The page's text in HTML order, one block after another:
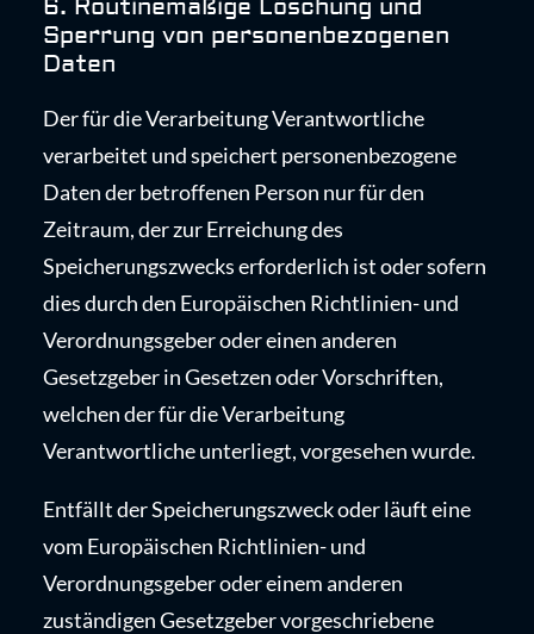
6. Routinemäßige Löschung und
Sperrung von personenbezogenen
Daten
Der für die Verarbeitung Verantwortliche
verarbeitet und speichert personenbezogene
Daten der betroffenen Person nur für den
Zeitraum, der zur Erreichung des
Speicherungszwecks erforderlich ist oder sofern
dies durch den Europäischen Richtlinien- und
Verordnungsgeber oder einen anderen
Gesetzgeber in Gesetzen oder Vorschriften,
welchen der für die Verarbeitung
Verantwortliche unterliegt, vorgesehen wurde.
Entfällt der Speicherungszweck oder läuft eine
vom Europäischen Richtlinien- und
Verordnungsgeber oder einem anderen
zuständigen Gesetzgeber vorgeschriebene